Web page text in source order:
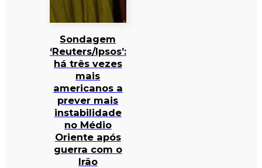
Sondagem
‘Reuters/Ipsos’:
há três vezes
mais
americanos a
prever mais
instabilidade
no Médio
Oriente após
guerra com o
Irão